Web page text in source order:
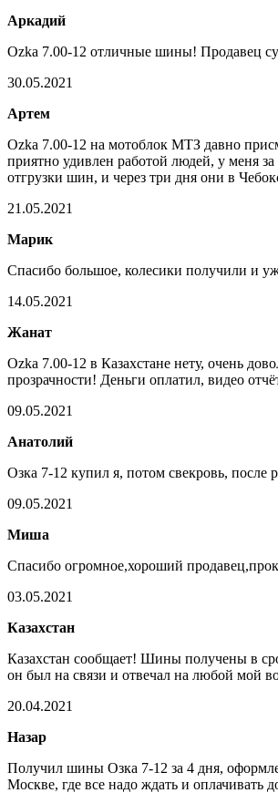
Аркадий
Ozka 7.00-12 отличные шины! Продавец
30.05.2021
Артем
Ozka 7.00-12 на мотоблок МТЗ давно
приятно удивлен работой людей, у меня
отгрузки шин, и через три дня они в
21.05.2021
Марик
Спасибо большое, колесики получили и
14.05.2021
Жанат
Ozka 7.00-12 в Казахстане нету, очень
прозрачности! Деньги оплатил, видео
09.05.2021
Анатолий
Озка 7-12 купил я, потом свекровь, после
09.05.2021
Миша
Спасибо огромное,хороший
03.05.2021
Казахстан
Казахстан сообщает! Шины получены в
он был на связи и отвечал на любой мой
20.04.2021
Назар
Получил шины Озка 7-12 за 4 дня,
Москве, где все надо ждать и